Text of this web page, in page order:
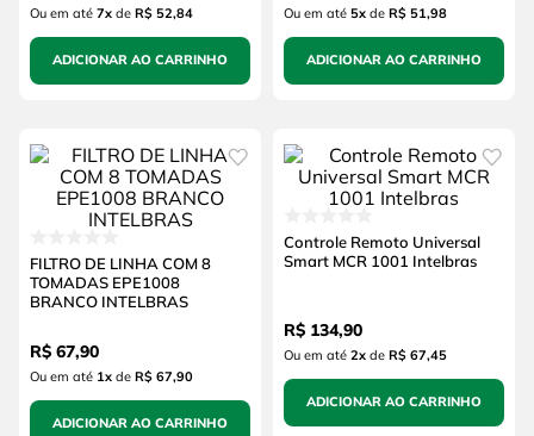
Ou em até 7xde R$ 52,84
ADICIONAR AO CARRINHO
Ou em até 5xde R$ 51,98
ADICIONAR AO CARRINHO
FILTRO DE LINHA COM 8
TOMADAS EPE1008
BRANCO INTELBRAS
R$ 67,90
Ou em até 1xde R$ 67,90
ADICIONAR AO CARRINHO
Controle Remoto Universal
Smart MCR 1001 Intelbras
R$ 134,90
Ou em até 2xde R$ 67,45
ADICIONAR AO CARRINHO